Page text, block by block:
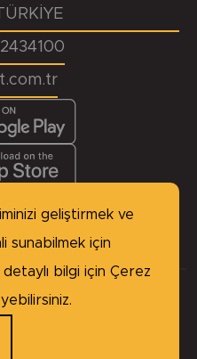
Keçeleri, tüm hakları
geliştirmek ve
sunabilmek için
detaylı bilgi için Çerez